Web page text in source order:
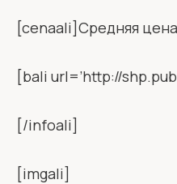
[cenaali]Средняя
[bali url=’http://
[/infoali]
[imgali]